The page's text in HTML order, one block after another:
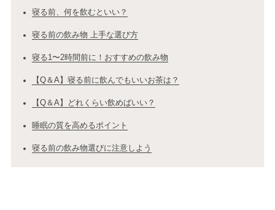
寝る前、何を飲むといい？
寝る前の飲み物 上手な選び方
寝る1〜2時間前に！おすすめの飲み物
【Q＆A】寝る前に飲んでもいいお茶は？
【Q＆A】どれくらい飲めばいい？
睡眠の質を高めるポイント
寝る前の飲み物選びに注意しよう